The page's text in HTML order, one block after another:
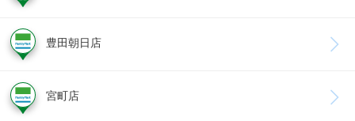
豊田朝日店
宮町店